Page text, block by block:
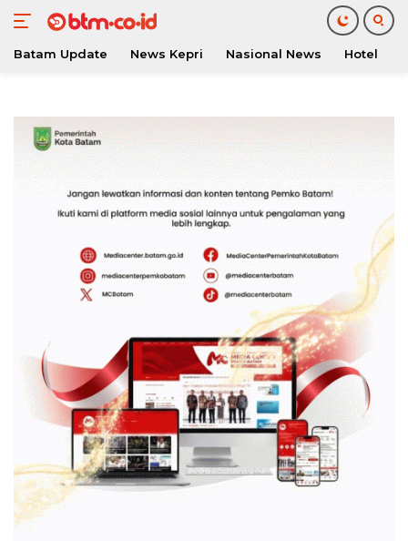
konten
Batam Update News Kepri Nasional News Hotel